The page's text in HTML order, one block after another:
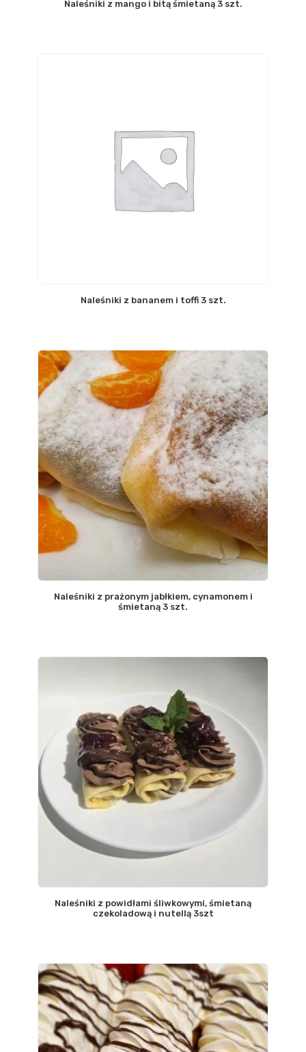
Naleśniki z mango i bitą śmietaną 3 szt.
Naleśniki z bananem i toffi 3 szt.
Naleśniki z prażonym jabłkiem, cynamonem i
śmietaną 3 szt.
Naleśniki z powidłami śliwkowymi, śmietaną
czekoladową i nutellą 3szt